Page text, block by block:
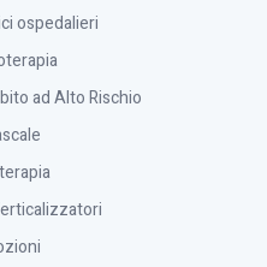
ospedalieri
ad Alto Rischio